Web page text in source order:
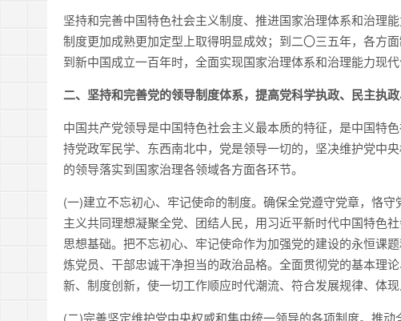
坚持和完善中国特色社会主义制度、推进国家治理体系和治理
制度更加成熟更加定型上取得明显成效；到二〇三五年，各方
到新中国成立一百年时，全面实现国家治理体系和治理能力现
二、坚持和完善党的领导制度体系，提高党科学执政、民主执
中国共产党领导是中国特色社会主义最本质的特征，是中国特
持党政军民学、东西南北中，党是领导一切的，坚决维护党中
的领导落实到国家治理各领域各方面各环节。
(一)建立不忘初心、牢记使命的制度。确保全党遵守党章，恪
主义共同理想凝聚全党、团结人民，用习近平新时代中国特色
思想基础。把不忘初心、牢记使命作为加强党的建设的永恒课
炼党员、干部忠诚干净担当的政治品格。全面贯彻党的基本理
新、制度创新，使一切工作顺应时代潮流、符合发展规律、体
(二)完善坚定维护党中央权威和集中统一领导的各项制度。推动